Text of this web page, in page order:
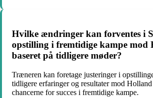
Hvilke ændringer kan forventes i
opstilling i fremtidige kampe mod
baseret på tidligere møder?
Træneren kan foretage justeringer i
tidligere erfaringer og resultater mod
chancerne for succes i fremtidige kampe.